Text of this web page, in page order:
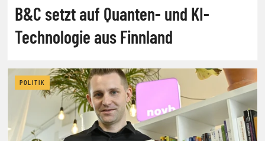
B&C setzt auf Quanten- und KI-
Technologie aus Finnland
POLITIK